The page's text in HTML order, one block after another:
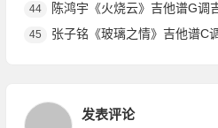
44 陈鸿宇《火烧云》吉他谱G调
45 张子铭《玻璃之情》吉他谱C
发表评论